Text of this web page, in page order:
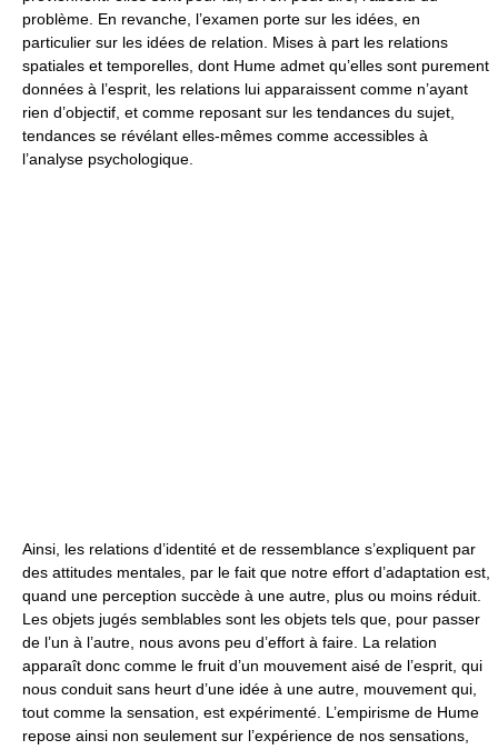
problème. En revanche, l’examen porte sur les idées, en
particulier sur les idées de relation. Mises à part les relations
spatiales et temporelles, dont Hume admet qu’elles sont purement
données à l’esprit, les relations lui apparaissent comme n’ayant
rien d’objectif, et comme reposant sur les tendances du sujet,
tendances se révélant elles-mêmes comme accessibles à
l’analyse psychologique.
Ainsi, les relations d’identité et de ressemblance s’expliquent par
des attitudes mentales, par le fait que notre effort d’adaptation est,
quand une perception succède à une autre, plus ou moins réduit.
Les objets jugés semblables sont les objets tels que, pour passer
de l’un à l’autre, nous avons peu d’effort à faire. La relation
apparaît donc comme le fruit d’un mouvement aisé de l’esprit, qui
nous conduit sans heurt d’une idée à une autre, mouvement qui,
tout comme la sensation, est expérimenté. L’empirisme de Hume
repose ainsi non seulement sur l’expérience de nos sensations,